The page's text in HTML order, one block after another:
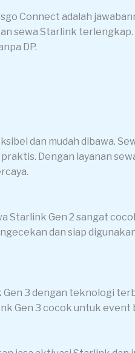
Connect adalah
sewa Starlink
DP.
dan mudah dibawa.
Dengan layanan
Starlink Gen 2 sangat
dan siap
3 dengan teknologi
Gen 3 cocok untuk event